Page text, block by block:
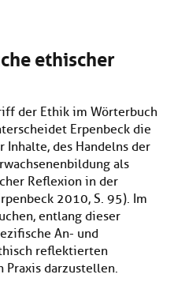
ethischer
der Ethik im Wörterbuch
Erpenbeck die
des Handelns der
als
Reflexion in der
2010, S. 95). Im
entlang dieser
An- und
reflektierten
Praxis darzustellen.